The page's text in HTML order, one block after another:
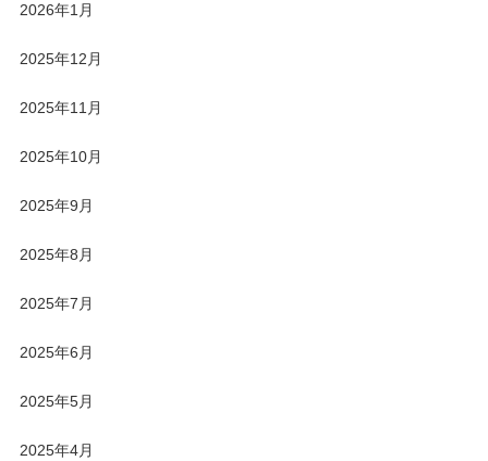
2026年1月
2025年12月
2025年11月
2025年10月
2025年9月
2025年8月
2025年7月
2025年6月
2025年5月
2025年4月